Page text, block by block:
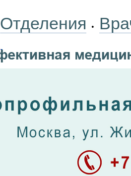
Отделения •